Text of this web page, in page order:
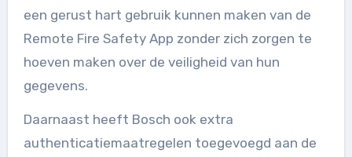
een gerust hart gebruik kunnen maken van de
Remote Fire Safety App zonder zich zorgen te
hoeven maken over de veiligheid van hun
gegevens.
Daarnaast heeft Bosch ook extra
authenticatiemaatregelen toegevoegd aan de